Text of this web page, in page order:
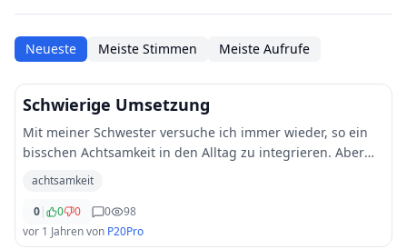
Neueste Meiste Stimmen Meiste Aufrufe
Schwierige Umsetzung
Mit meiner Schwester versuche ich immer wieder, so ein
bisschen Achtsamkeit in den Alltag zu integrieren. Aber
das ist in einer WG mit unterschiedlichen Rhythmen
achtsamkeit
0| 0 0 0
98
vor 1 Jahrenvon P20Pro